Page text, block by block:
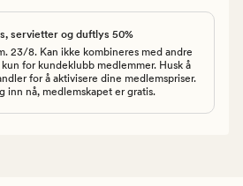
servietter og duftlys 50%
23/8. Kan ikke kombineres med andre
for kundeklubb medlemmer. Husk å
for å aktivisere dine medlemspriser.
inn nå, medlemskapet er gratis.